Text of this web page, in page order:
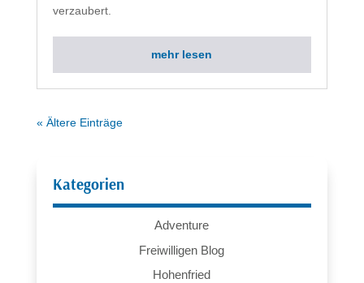
verzaubert.
mehr lesen
« Ältere Einträge
Kategorien
Adventure
Freiwilligen Blog
Hohenfried